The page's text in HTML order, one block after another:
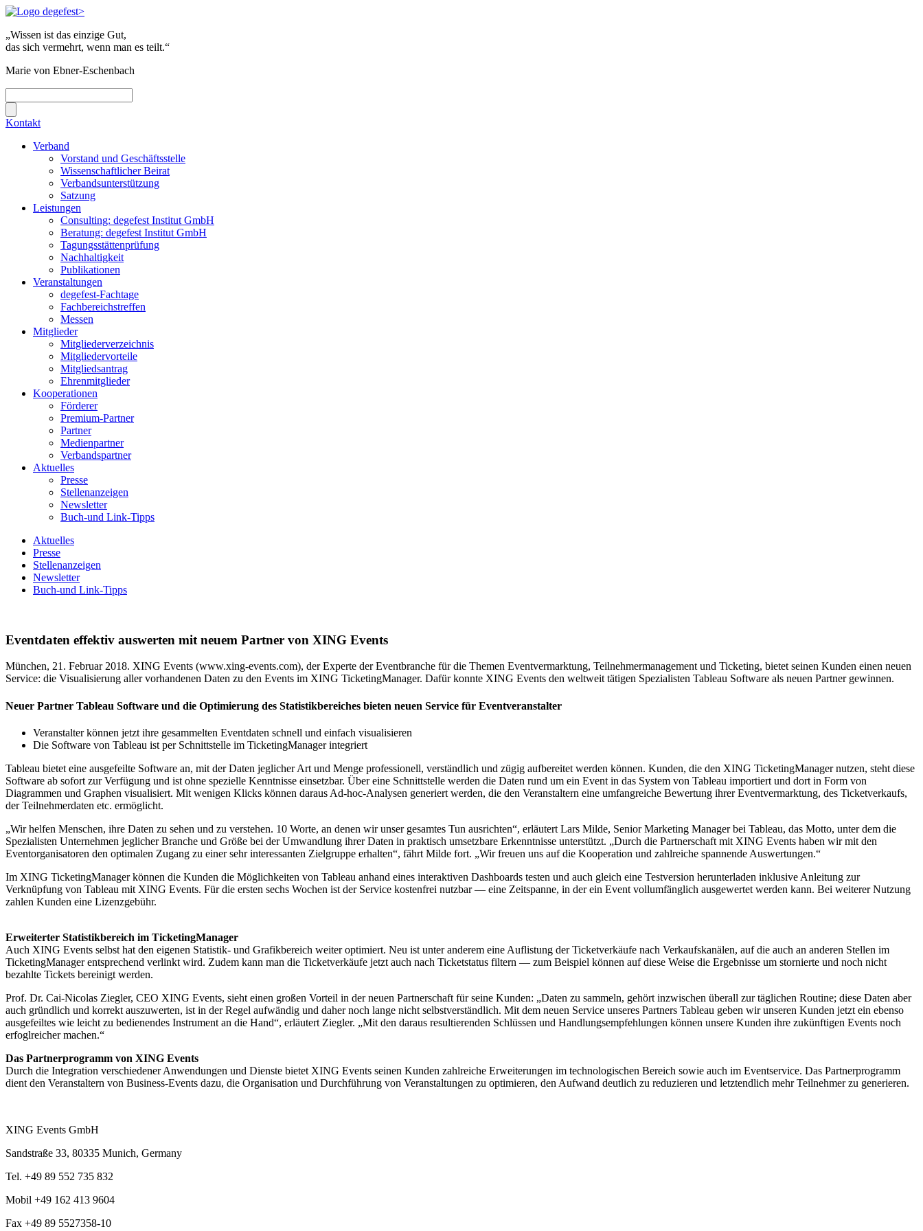
„Wissen ist das einzige Gut,
das sich vermehrt, wenn man es teilt.“
Marie von Ebner-Eschenbach
Kontakt
Verband
Vorstand und Geschäftsstelle
Wissenschaftlicher Beirat
Verbandsunterstützung
Satzung
Leistungen
Consulting: degefest Institut GmbH
Beratung: degefest Institut GmbH
Tagungsstättenprüfung
Nachhaltigkeit
Publikationen
Veranstaltungen
degefest-Fachtage
Fachbereichstreffen
Messen
Mitglieder
Mitgliederverzeichnis
Mitgliedervorteile
Mitgliedsantrag
Ehrenmitglieder
Kooperationen
Förderer
Premium-Partner
Partner
Medienpartner
Verbandspartner
Aktuelles
Presse
Stellenanzeigen
Newsletter
Buch-und Link-Tipps
Aktuelles
Presse
Stellenanzeigen
Newsletter
Buch-und Link-Tipps
Eventdaten effektiv auswerten mit neuem Partner von XING Events
München, 21. Februar 2018. XING Events (www.xing-events.com), der Experte der Eventbranche für die Themen Eventvermarktung, Teilnehmermanagement und Ticketing, bietet seinen Kunden einen neuen
Service: die Visualisierung aller vorhandenen Daten zu den Events im XING TicketingManager. Dafür konnte XING Events den weltweit tätigen Spezialisten Tableau Software als neuen Partner gewinnen.
Neuer Partner Tableau Software und die Optimierung des Statistikbereiches bieten neuen Service für Eventveranstalter
Veranstalter können jetzt ihre gesammelten Eventdaten schnell und einfach visualisieren
Die Software von Tableau ist per Schnittstelle im TicketingManager integriert
Tableau bietet eine ausgefeilte Software an, mit der Daten jeglicher Art und Menge professionell, verständlich und zügig aufbereitet werden können. Kunden, die den XING TicketingManager nutzen, steht diese
Software ab sofort zur Verfügung und ist ohne spezielle Kenntnisse einsetzbar. Über eine Schnittstelle werden die Daten rund um ein Event in das System von Tableau importiert und dort in Form von
Diagrammen und Graphen visualisiert. Mit wenigen Klicks können daraus Ad-hoc-Analysen generiert werden, die den Veranstaltern eine umfangreiche Bewertung ihrer Eventvermarktung, des Ticketverkaufs,
der Teilnehmerdaten etc. ermöglicht.
„Wir helfen Menschen, ihre Daten zu sehen und zu verstehen. 10 Worte, an denen wir unser gesamtes Tun ausrichten“, erläutert Lars Milde, Senior Marketing Manager bei Tableau, das Motto, unter dem die
Spezialisten Unternehmen jeglicher Branche und Größe bei der Umwandlung ihrer Daten in praktisch umsetzbare Erkenntnisse unterstützt. „Durch die Partnerschaft mit XING Events haben wir mit den
Eventorganisatoren den optimalen Zugang zu einer sehr interessanten Zielgruppe erhalten“, fährt Milde fort. „Wir freuen uns auf die Kooperation und zahlreiche spannende Auswertungen.“
Im XING TicketingManager können die Kunden die Möglichkeiten von Tableau anhand eines interaktiven Dashboards testen und auch gleich eine Testversion herunterladen inklusive Anleitung zur
Verknüpfung von Tableau mit XING Events. Für die ersten sechs Wochen ist der Service kostenfrei nutzbar ― eine Zeitspanne, in der ein Event vollumfänglich ausgewertet werden kann. Bei weiterer Nutzung
zahlen Kunden eine Lizenzgebühr.
Erweiterter Statistikbereich im TicketingManager
Auch XING Events selbst hat den eigenen Statistik- und Grafikbereich weiter optimiert. Neu ist unter anderem eine Auflistung der Ticketverkäufe nach Verkaufskanälen, auf die auch an anderen Stellen im
TicketingManager entsprechend verlinkt wird. Zudem kann man die Ticketverkäufe jetzt auch nach Ticketstatus filtern ― zum Beispiel können auf diese Weise die Ergebnisse um stornierte und noch nicht
bezahlte Tickets bereinigt werden.
Prof. Dr. Cai-Nicolas Ziegler, CEO XING Events, sieht einen großen Vorteil in der neuen Partnerschaft für seine Kunden: „Daten zu sammeln, gehört inzwischen überall zur täglichen Routine; diese Daten aber
auch gründlich und korrekt auszuwerten, ist in der Regel aufwändig und daher noch lange nicht selbstverständlich. Mit dem neuen Service unseres Partners Tableau geben wir unseren Kunden jetzt ein ebenso
ausgefeiltes wie leicht zu bedienendes Instrument an die Hand“, erläutert Ziegler. „Mit den daraus resultierenden Schlüssen und Handlungsempfehlungen können unsere Kunden ihre zukünftigen Events noch
erfoglreicher machen.“
Das Partnerprogramm von XING Events
Durch die Integration verschiedener Anwendungen und Dienste bietet XING Events seinen Kunden zahlreiche Erweiterungen im technologischen Bereich sowie auch im Eventservice. Das Partnerprogramm
dient den Veranstaltern von Business-Events dazu, die Organisation und Durchführung von Veranstaltungen zu optimieren, den Aufwand deutlich zu reduzieren und letztendlich mehr Teilnehmer zu generieren.
XING Events GmbH
Sandstraße 33, 80335 Munich, Germany
Tel. +49 89 552 735 832
Mobil +49 162 413 9604
Fax +49 89 5527358-10